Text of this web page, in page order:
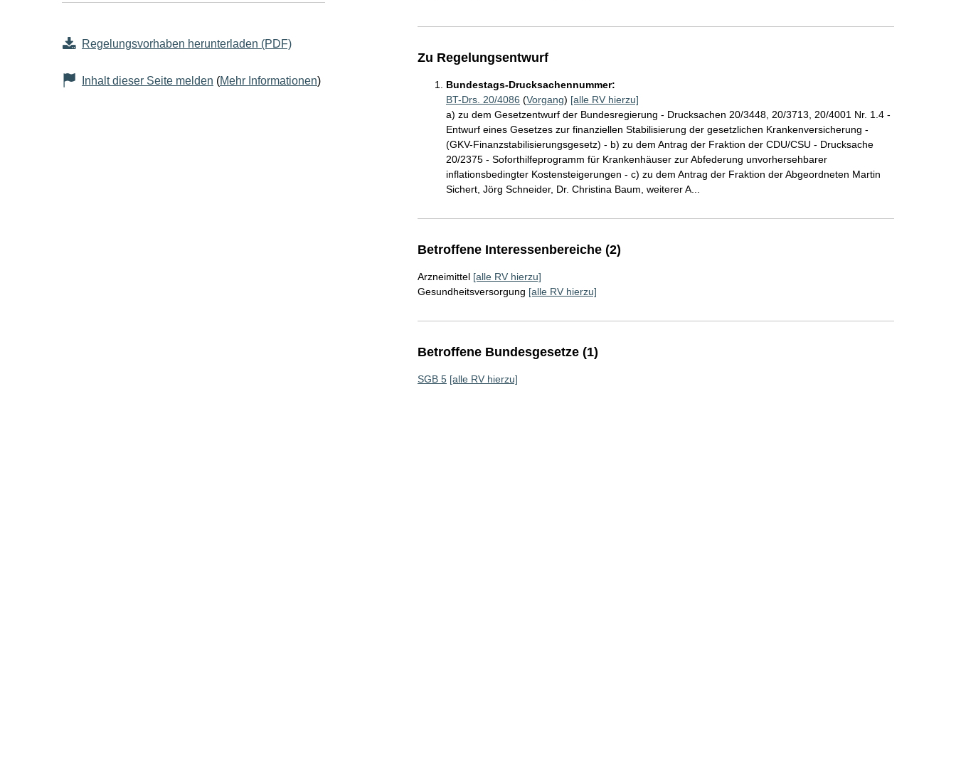
Regelungsvorhaben herunterladen (PDF)
Inhalt dieser Seite melden (Mehr Informationen)
Zu Regelungsentwurf
Bundestags-Drucksachennummer:
BT-Drs. 20/4086 (Vorgang) [alle RV hierzu]
a) zu dem Gesetzentwurf der Bundesregierung - Drucksachen 20/3448, 20/3713, 20/4001 Nr. 1.4 -
Entwurf eines Gesetzes zur finanziellen Stabilisierung der gesetzlichen Krankenversicherung -
(GKV-Finanzstabilisierungsgesetz) - b) zu dem Antrag der Fraktion der CDU/CSU - Drucksache
20/2375 - Soforthilfeprogramm für Krankenhäuser zur Abfederung unvorhersehbarer
inflationsbedingter Kostensteigerungen - c) zu dem Antrag der Fraktion der Abgeordneten Martin
Sichert, Jörg Schneider, Dr. Christina Baum, weiterer A...
Betroffene Interessenbereiche (2)
Arzneimittel [alle RV hierzu]
Gesundheitsversorgung [alle RV hierzu]
Betroffene Bundesgesetze (1)
SGB 5 [alle RV hierzu]